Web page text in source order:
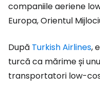
companiile aeriene
Europa, Orientul
După Turkish Airlines,
turcă ca mărime și
transportatori low-